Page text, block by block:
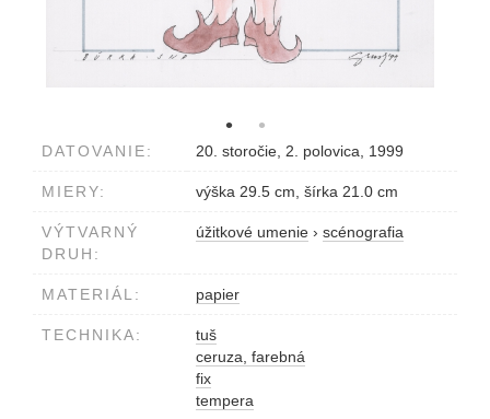
DATOVANIE: 20. storočie, 2. polovica, 1999
MIERY: výška 29.5 cm, šírka 21.0 cm
VÝTVARNÝ
DRUH:
úžitkové umenie › scénografia
MATERIÁL: papier
TECHNIKA:
tuš
ceruza, farebná
fix
tempera